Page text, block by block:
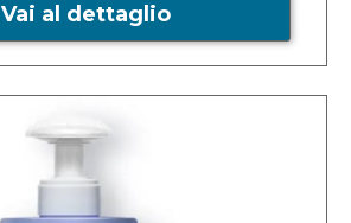
Vai al dettaglio